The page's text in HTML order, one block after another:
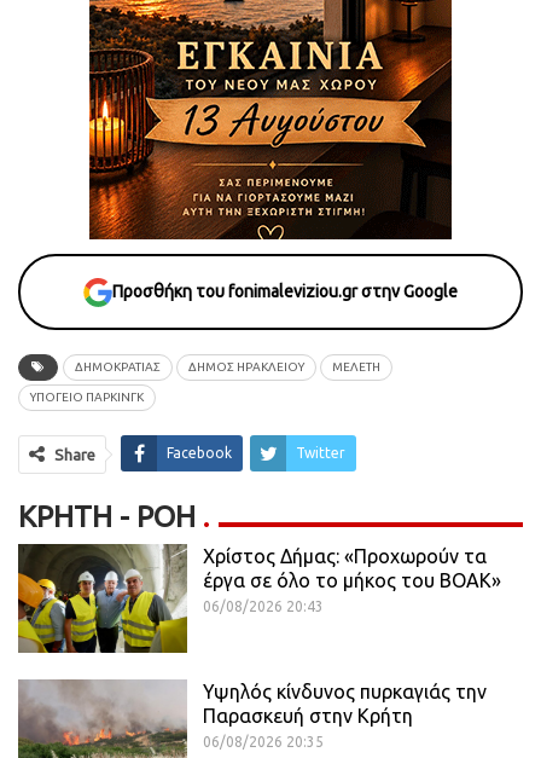
Προσθήκη του fonimaleviziou.gr στην Google
ΔΗΜΟΚΡΑΤΙΑΣ ΔΗΜΟΣ ΗΡΑΚΛΕΙΟΥ ΜΕΛΕΤΗ
ΥΠΟΓΕΙΟ ΠΑΡΚΙΝΓΚ
Share Facebook Twitter
ΚΡΉΤΗ - ΡΟΗ
Χρίστος Δήμας: «Προχωρούν τα
έργα σε όλο το μήκος του ΒΟΑΚ»
06/08/2026 20:43
Υψηλός κίνδυνος πυρκαγιάς την
Παρασκευή στην Κρήτη
06/08/2026 20:35